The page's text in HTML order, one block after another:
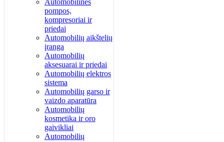
Automobilinės
pompos,
kompresoriai ir
priedai
Automobilių aikštelių
įranga
Automobilių
aksesuarai ir priedai
Automobilių elektros
sistema
Automobilių garso ir
vaizdo aparatūra
Automobilių
kosmetika ir oro
gaivikliai
Automobilių